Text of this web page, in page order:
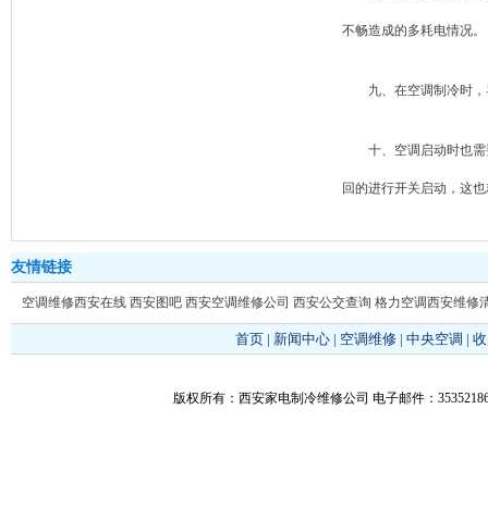
不畅造成的多耗电情况。
九、在空调制冷时，
十、空调启动时也需
回的进行开关启动，这
友情链接
空调维修西安在线 西安图吧 西安空调维修公司 西安公交查询 格力空调西安维修
首页| 新闻中心| 空调维修| 中央空调 |
版权所有：西安家电制冷维修公司 电子邮件：